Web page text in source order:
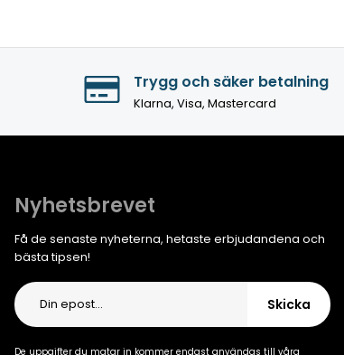
Trygg och säker betalning
Klarna, Visa, Mastercard
Nyhetsbrevet
Få de senaste nyheterna, hetaste erbjudandena och
bästa tipsen!
Skicka
De uppgifter du matar in kommer endast användas till våra